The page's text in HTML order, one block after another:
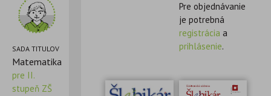
SADA TITULOV
Matematika
pre II.
stupeň ZŠ
Pre objednávanie
je potrebná
registrácia a
prihlásenie.